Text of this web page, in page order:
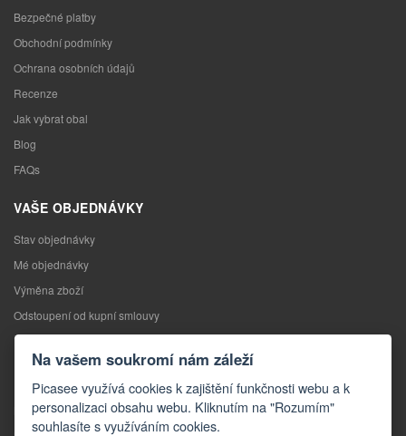
Bezpečné platby
Obchodní podmínky
Ochrana osobních údajů
Recenze
Jak vybrat obal
Blog
FAQs
VAŠE OBJEDNÁVKY
Stav objednávky
Mé objednávky
Výměna zboží
Odstoupení od kupní smlouvy
Reklamace
Kontakty
Na vašem soukromí nám záleží
Picasee využívá cookies k zajištění funkčnosti webu a k
personalizaci obsahu webu. Kliknutím na "Rozumím"
souhlasíte s využíváním cookies.